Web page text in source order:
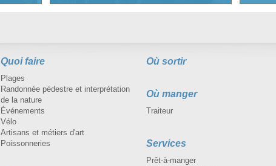
Quoi faire
Plages
Randonnée pédestre et interprétation
de la nature
Événements
Vélo
Artisans et métiers d'art
Poissonneries
Où sortir
Où manger
Traiteur
Services
Prêt-à-manger